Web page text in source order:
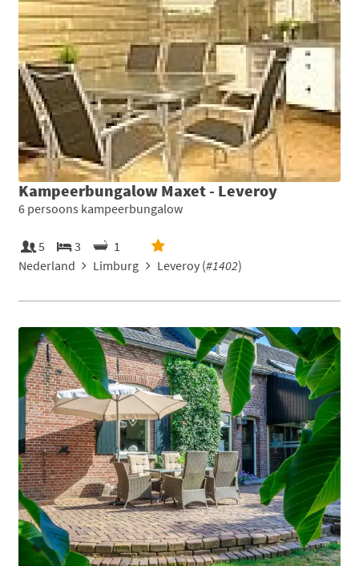
Kampeerbungalow Maxet - Leveroy
6 persoons kampeerbungalow
5 3
1
Nederland
Limburg Leveroy (#1402)